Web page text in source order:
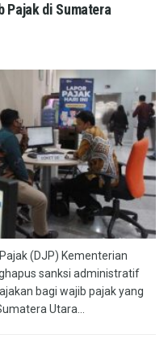
Pajak di Sumatera
(DJP) Kementerian
sanksi administratif
bagi wajib pajak yang
Utara...